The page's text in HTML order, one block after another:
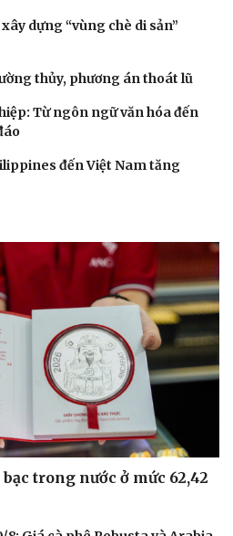
Công nghệ
dựng “vùng chè di sản”
thủy, phương án thoát lũ
Từ ngôn ngữ văn hóa đến
đến Việt Nam tăng
trong nước ở mức 62,42